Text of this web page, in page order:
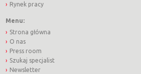
Rynek pracy
Menu:
Strona główna
O nas
Press room
Szukaj specjalist
Newsletter